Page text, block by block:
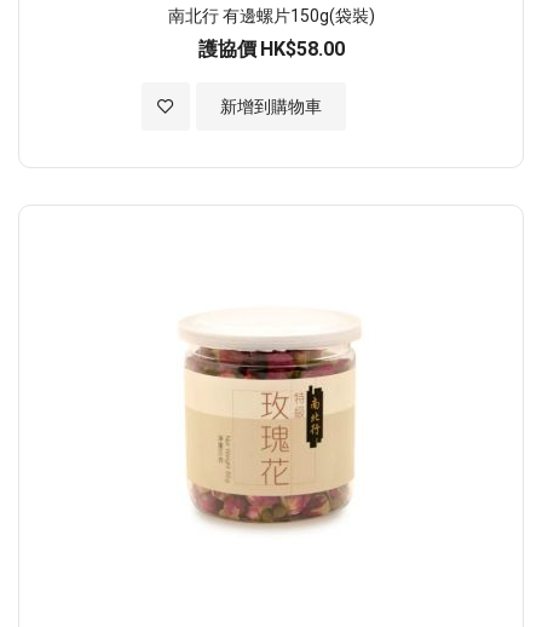
南北行 有邊螺片150g(袋裝)
護協價 HK$58.00
新增到購物車
加入至願望清單